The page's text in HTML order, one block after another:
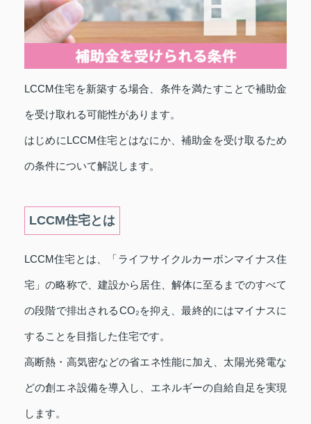
LCCM住宅を新築する場合、条件を満たすことで補助金
を受け取れる可能性があります。
はじめにLCCM住宅とはなにか、補助金を受け取るため
の条件について解説します。
LCCM住宅とは
LCCM住宅とは、「ライフサイクルカーボンマイナス住
宅」の略称で、建設から居住、解体に至るまでのすべて
の段階で排出されるCO₂を抑え、最終的にはマイナスに
することを目指した住宅です。
高断熱・高気密などの省エネ性能に加え、太陽光発電な
どの創エネ設備を導入し、エネルギーの自給自足を実現
します。